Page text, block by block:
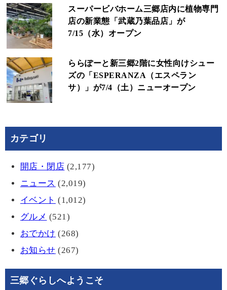
スーパービバホーム三郷店内に植物専門
店の新業態「武蔵乃葉品店」が
7/15（水）オープン
ららぽーと新三郷2階に女性向けシュー
ズの「ESPERANZA（エスペラン
サ）」が7/4（土）ニューオープン
カテゴリ
開店・閉店 (2,177)
ニュース (2,019)
イベント (1,012)
グルメ (521)
おでかけ (268)
お知らせ (267)
三郷ぐらしへようこそ